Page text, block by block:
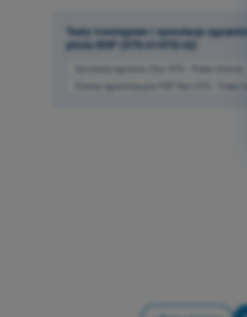
Testy treningowe i symulacje
pilota BSP (STS-01/STS-02)
Symulacja egzaminu Dron STS - Prawo lotnicze
Pytania egzaminacyjne PDF Dron STS - Prawo